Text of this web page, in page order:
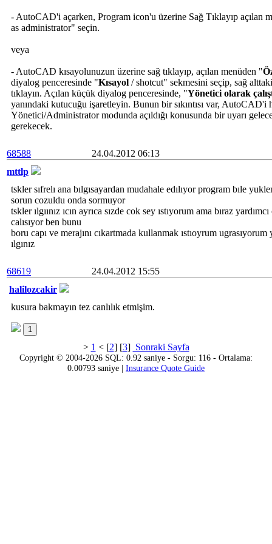
- AutoCAD'i açarken, Program icon'u üzerine Sağ Tıklayıp açılan
as administrator" seçin.
veya
- AutoCAD kısayolunuzun üzerine sağ tıklayıp, açılan menüden "
diyalog penceresinde "Kısayol / shotcut" sekmesini seçip, sağ
tıklayın. Açılan küçük diyalog penceresinde, "Yönetici olarak
yanındaki kutucuğu işaretleyin. Bunun bir sıkıntısı var, AutoCAD'i
Yönetici/Administrator modunda açıldığı konusunda bir uyarı
gerekecek.
68588
24.04.2012 06:13
mttlp
tskler sıfrelı ana bılgısayardan mudahale edılıyor program bıle
sorun cozuldu onda sormuyor
tskler ılgıınız ıcın ayrıca sızde cok sey ıstıyorum ama bıraz
calısıyor ben bunu
boru capı ve merajını cıkartmada kullanmak ıstıoyrum
ılgınız
68619
24.04.2012 15:55
halilozcakir
kusura bakmayın tez canlılık etmişim.
1
> 1 < [2] [3] Sonraki Sayfa
Copyright © 2004-2026 SQL: 0.92 saniye - Sorgu: 116 - Ortalama:
0.00793 saniye | Insurance Quote Guide